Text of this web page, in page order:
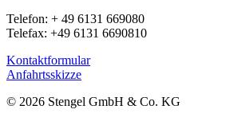
Telefon: + 49 6131 669080
Telefax: +49 6131 6690810
Kontaktformular
Anfahrtsskizze
© 2026 Stengel GmbH & Co. KG